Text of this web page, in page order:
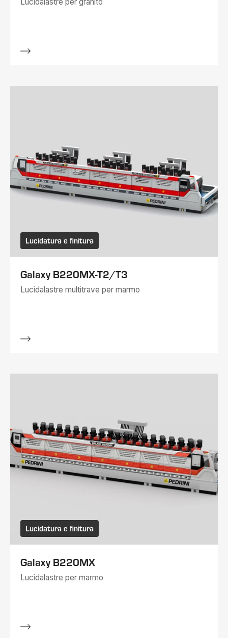
Lucidalastre per granito
Lucidatura e finitura
Galaxy B220MX-T2/T3
Lucidalastre multitrave per marmo
Lucidatura e finitura
Galaxy B220MX
Lucidalastre per marmo